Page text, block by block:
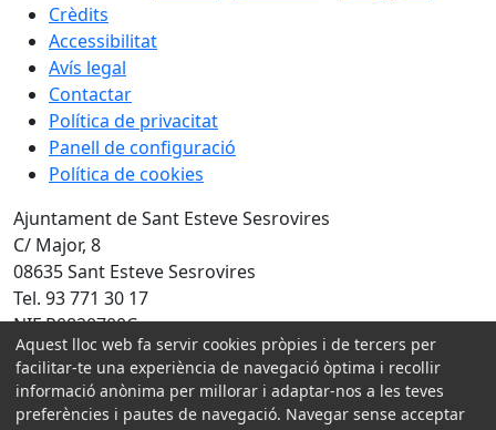
Crèdits
Accessibilitat
Avís legal
Contactar
Política de privacitat
Panell de configuració
Política de cookies
Ajuntament de Sant Esteve Sesrovires
C/ Major, 8
08635 Sant Esteve Sesrovires
Tel. 93 771 30 17
NIF P0820700C
Amb la col·laboració de:
Aquest lloc web fa servir cookies pròpies i de tercers per
facilitar-te una experiència de navegació òptima i recollir
informació anònima per millorar i adaptar-nos a les teves
preferències i pautes de navegació. Navegar sense acceptar